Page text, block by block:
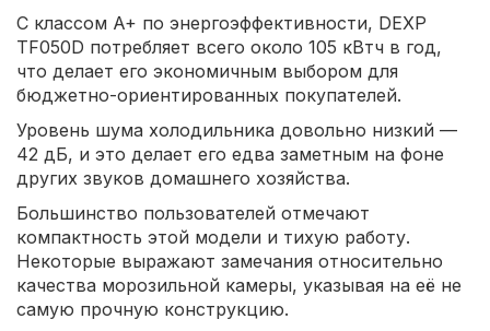
С классом A+ по энергоэффективности, DEXP
TF050D потребляет всего около 105 кВтч в год,
что делает его экономичным выбором для
бюджетно-ориентированных покупателей.
Уровень шума холодильника довольно низкий —
42 дБ, и это делает его едва заметным на фоне
других звуков домашнего хозяйства.
Большинство пользователей отмечают
компактность этой модели и тихую работу.
Некоторые выражают замечания относительно
качества морозильной камеры, указывая на её не
самую прочную конструкцию.